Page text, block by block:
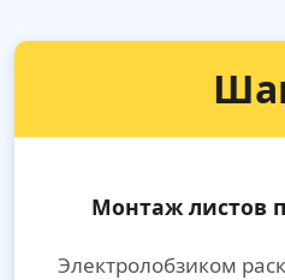
Монтаж листов
Электролобзиком